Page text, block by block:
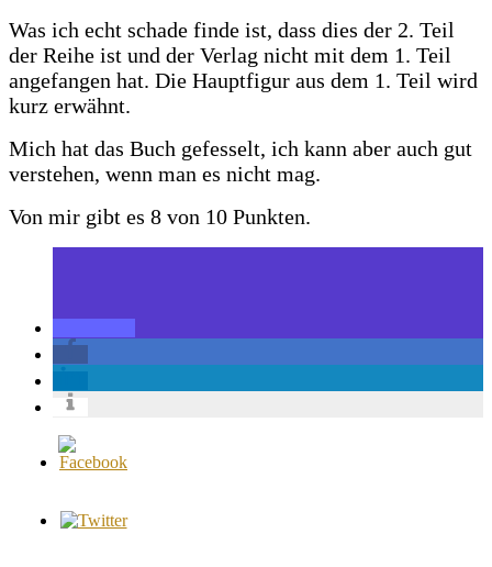
Was ich echt schade finde ist, dass dies der 2. Teil
der Reihe ist und der Verlag nicht mit dem 1. Teil
angefangen hat. Die Hauptfigur aus dem 1. Teil wird
kurz erwähnt.
Mich hat das Buch gefesselt, ich kann aber auch gut
verstehen, wenn man es nicht mag.
Von mir gibt es 8 von 10 Punkten.